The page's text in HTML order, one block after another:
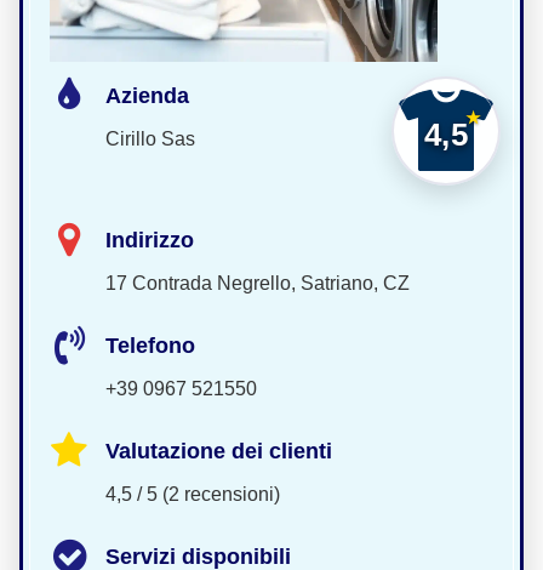
4,5
Azienda
Cirillo Sas
Indirizzo
17 Contrada Negrello, Satriano, CZ
Telefono
+39 0967 521550
Valutazione dei clienti
4,5 / 5 (2 recensioni)
Servizi disponibili